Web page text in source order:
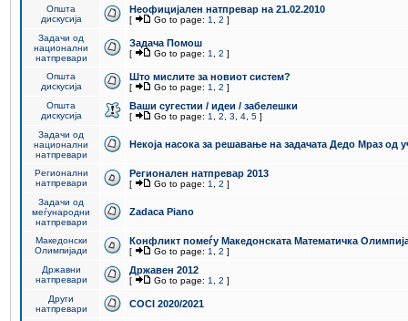
Општа
дискусија
Неофицијален натпревар на 21.02.2010
[ Go to page: 1 2 ]
Задачи од
национални
натпревари
Задача Помош
[ Go to page: 1 2 ]
Општа
дискусија
Што мислите за новиот систем?
[ Go to page: 1 2 ]
Општа
дискусија
Ваши сугестии / идеи / забелешки
[ Go to page: 1 2 3 4 5 ]
Задачи од
национални
натпревари
Некоја насока за решавање на задачата Дедо Мраз од
Регионални
натпревари
Регионален натпревар 2013
[ Go to page: 1 2 ]
Задачи од
меѓународни
натпревари
Zadaca Piano
Македонски
Олимпијади
Конфликт помеѓу Македонската Математичка
[ Go to page: 1 2 ]
Државни
натпревари
Државен 2012
[ Go to page: 1 2 ]
Други
натпревари
COCI 2020/2021